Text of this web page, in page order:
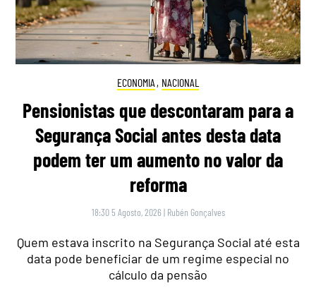
ECONOMIA , NACIONAL
Pensionistas que descontaram para a
Segurança Social antes desta data
podem ter um aumento no valor da
reforma
18:30 5 Agosto, 2026 | Rubén Gonçalves
Quem estava inscrito na Segurança Social até esta
data pode beneficiar de um regime especial no
cálculo da pensão